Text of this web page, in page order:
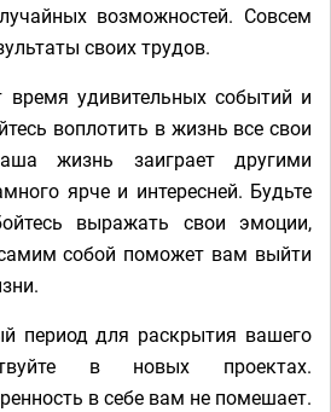
возможностей. Совсем
своих трудов.
удивительных событий и
воплотить в жизнь все свои
жизнь заиграет другими
ярче и интересней. Будьте
выражать свои эмоции,
собой поможет вам выйти
период для раскрытия вашего
в новых проектах.
в себе вам не помешает.